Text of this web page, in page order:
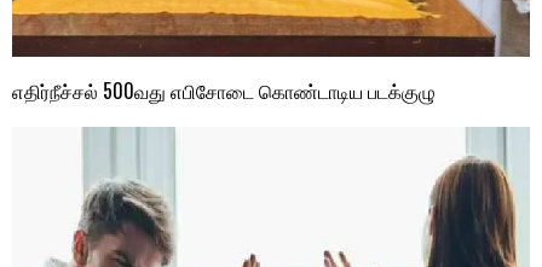
எதிர்நீச்சல் 500வது எபிசோடை கொண்டாடிய படக்குழு